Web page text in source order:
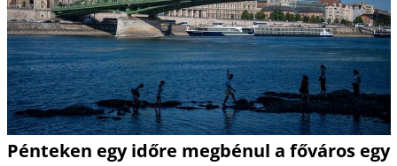
Pénteken egy időre megbénul a főváros egy